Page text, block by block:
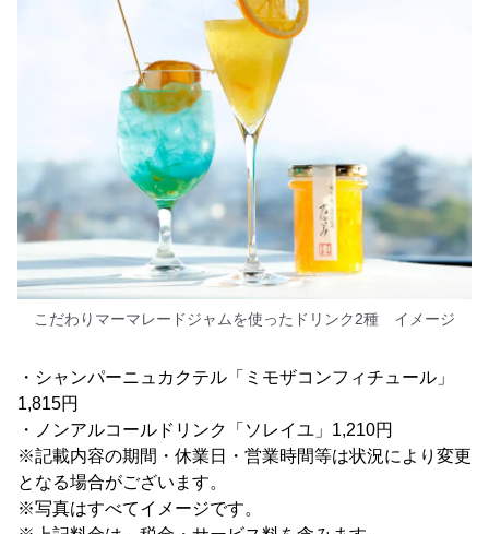
こだわりマーマレードジャムを使ったドリンク2種 イメージ
・シャンパーニュカクテル「ミモザコンフィチュール」
1,815円
・ノンアルコールドリンク「ソレイユ」1,210円
※記載内容の期間・休業日・営業時間等は状況により変更
となる場合がございます。
※写真はすべてイメージです。